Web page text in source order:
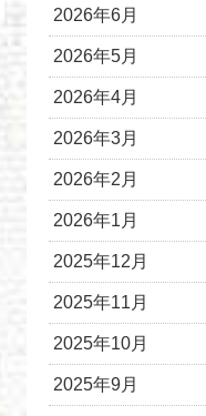
2026年6月
2026年5月
2026年4月
2026年3月
2026年2月
2026年1月
2025年12月
2025年11月
2025年10月
2025年9月